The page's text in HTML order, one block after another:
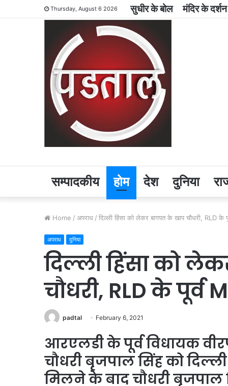
Thursday, August 6 2026 सुधीर के बोल मंदिर के दर्शन
सम्पादकीय होम देश दुनिया
Home / अपराध / दिल्ली हिंसा को लेकर बागपत के खाप चौधरी, RLD के
अपराध दुनिया
दिल्ली हिंसा को
चौधरी, RLD के पूर्व
padtal February 6, 2021
आरएलडी के पूर्व विधायक
चौधरी बृजपाल सिंह को
मिलने के बाद चौधरी